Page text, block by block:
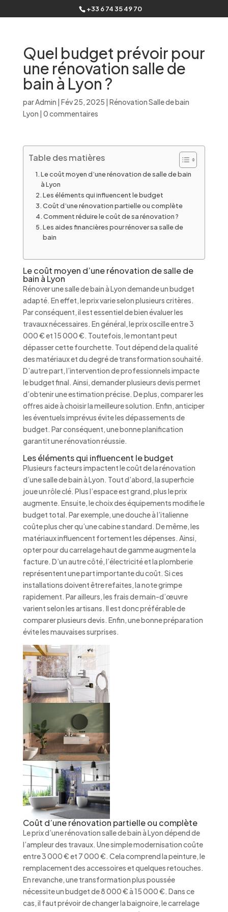
+33 6 74 35 49 70
Quel budget prévoir pour
une rénovation salle de
bain à Lyon ?
parAdmin | Fév 25, 2025 | Rénovation Salle de bain
Lyon | 0 commentaires
Table des matières
Le coût moyen d’une rénovation de salle de bain
à Lyon
Les éléments qui influencent le budget
Coût d’une rénovation partielle ou complète
Comment réduire le coût de sa rénovation ?
Les aides financières pour rénover sa salle de
bain
Le coût moyen d’une rénovation de salle de
bain à Lyon
Rénover une salle de bain à Lyon demande un budget
adapté. En effet, le prix varie selon plusieurs critères.
Par conséquent, il est essentiel de bien évaluer les
travaux nécessaires. En général, le prix oscille entre 3
000 € et 15 000 €. Toutefois, le montant peut
dépasser cette fourchette. Tout dépend de la qualité
des matériaux et du degré de transformation souhaité.
D’autre part, l’intervention de professionnels impacte
le budget final. Ainsi, demander plusieurs devis permet
d’obtenir une estimation précise. De plus, comparer les
offres aide à choisir la meilleure solution. Enfin, anticiper
les éventuels imprévus évite les dépassements de
budget. Par conséquent, une bonne planification
garantit une rénovation réussie.
Les éléments qui influencent le budget
Plusieurs facteurs impactent le coût de la rénovation
d’une salle de bain à Lyon. Tout d’abord, la superficie
joue un rôle clé. Plus l’espace est grand, plus le prix
augmente. Ensuite, le choix des équipements modifie le
budget total. Par exemple, une douche à l’italienne
coûte plus cher qu’une cabine standard. De même, les
matériaux influencent fortement les dépenses. Ainsi,
opter pour du carrelage haut de gamme augmente la
facture. D’un autre côté, l’électricité et la plomberie
représentent une part importante du coût. Si ces
installations doivent être refaites, la note grimpe
rapidement. Par ailleurs, les frais de main-d’œuvre
varient selon les artisans. Il est donc préférable de
comparer plusieurs devis. Enfin, une bonne préparation
évite les mauvaises surprises.
Coût d’une rénovation partielle ou complète
Le prix d’une rénovation salle de bain à Lyon dépend de
l’ampleur des travaux. Une simple modernisation coûte
entre 3 000 € et 7 000 €. Cela comprend la peinture, le
remplacement des accessoires et quelques retouches.
En revanche, une transformation plus poussée
nécessite un budget de 8 000 € à 15 000 €. Dans ce
cas, il faut prévoir de changer la baignoire, le carrelage